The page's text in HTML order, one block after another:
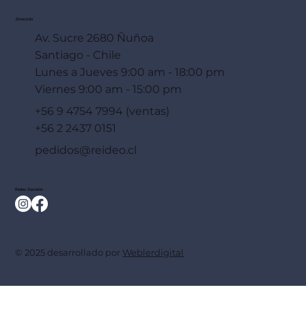
Dirección
Av. Sucre 2680 Ñuñoa
Santiago - Chile
Lunes a Jueves 9:00 am - 18:00 pm
Viernes 9:00 am - 15:00 pm
+56 9 4754 7994 (ventas)
+56 2 2437 0151
pedidos@reideo.cl
Redes Sociales
© 2025 desarrollado por Weblerdigital